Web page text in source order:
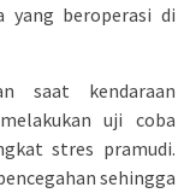
yang beroperasi di
saat kendaraan
uji coba
stres pramudi.
sehingga